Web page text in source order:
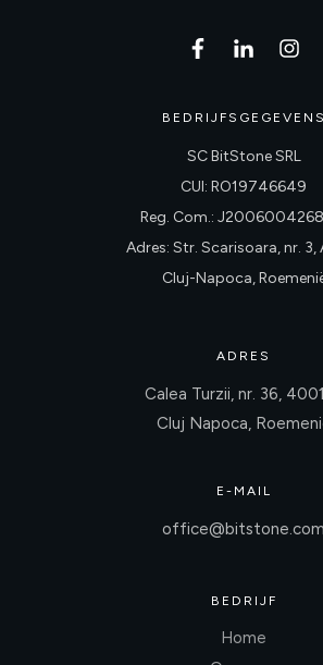
BEDRIJFSGEGEVENS
SC BitStone SRL
CUI: RO19746649
Reg. Com.:
Adres: Str. Scarisoara, nr. 3,
Cluj-Napoca,
ADRES
Calea Turzii, nr. 36,
Cluj Napoca,
E-MAIL
office@bitstone.com
BEDRIJF
Home